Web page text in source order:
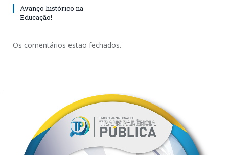
Avanço histórico na
Educação!
Os comentários estão fechados.